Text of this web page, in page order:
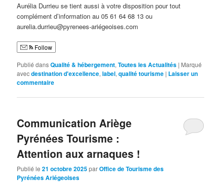
Aurélia Durrieu se tient aussi à votre disposition pour tout
complément d’information au 05 61 64 68 13 ou
aurelia.durrieu@pyrenees-ariégeoises.com
Follow
Publié dansQualité & hébergement,Toutes les Actualités | Marqué
avecdestination d'excellence,label,qualité tourisme | Laisser un
commentaire
Communication Ariège
Pyrénées Tourisme :
Attention aux arnaques !
Publié le21 octobre 2025parOffice de Tourisme des
Pyrénées Ariégeoises